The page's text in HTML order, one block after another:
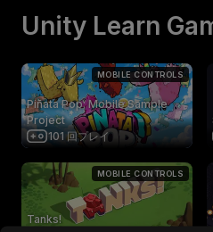
Unity Learn
MOBILE CONTROLS
Piñata Pop: Mobile Sample
Project
101 回プレイ
MOBILE CONTROLS
Tanks!